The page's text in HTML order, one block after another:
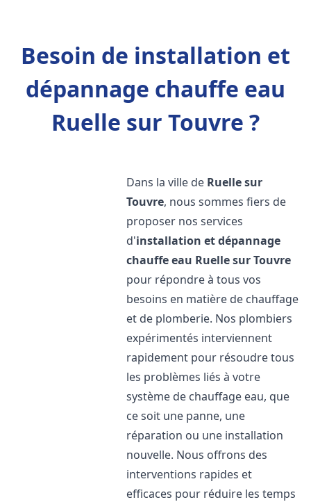
Besoin de installation et
dépannage chauffe eau
Ruelle sur Touvre ?
Dans la ville de Ruelle sur
Touvre, nous sommes fiers de
proposer nos services
d'installation et dépannage
chauffe eau Ruelle sur Touvre
pour répondre à tous vos
besoins en matière de chauffage
et de plomberie. Nos plombiers
expérimentés interviennent
rapidement pour résoudre tous
les problèmes liés à votre
système de chauffage eau, que
ce soit une panne, une
réparation ou une installation
nouvelle. Nous offrons des
interventions rapides et
efficaces pour réduire les temps